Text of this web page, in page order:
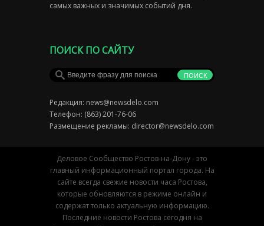
самых важных и значимых событий дня.
ПОИСК ПО САЙТУ
Редакция: news@newsdelo.com
Телефон: (863) 201-76-06
Размещение рекламы: director@newsdelo.com
Деловое Сообщество Ростов-на-Дону - это
главный информационный портал города. На
сайте всегда свежие новости часа Ростова,
которые обновляются в режиме онлайн и
содержат только актуальную информацию.
Последние новости Ростова сегодня на